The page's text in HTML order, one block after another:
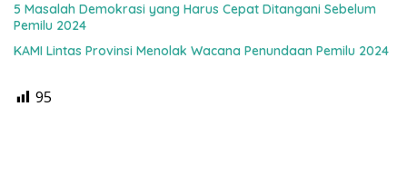
5 Masalah Demokrasi yang Harus Cepat Ditangani Sebelum
Pemilu 2024
KAMI Lintas Provinsi Menolak Wacana Penundaan Pemilu 2024
95